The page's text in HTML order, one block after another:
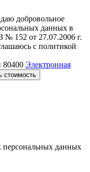
добровольное
данных в
№ 152 от 27.07.2006 г.
с политикой
Электронная
стоимость
персональных данных